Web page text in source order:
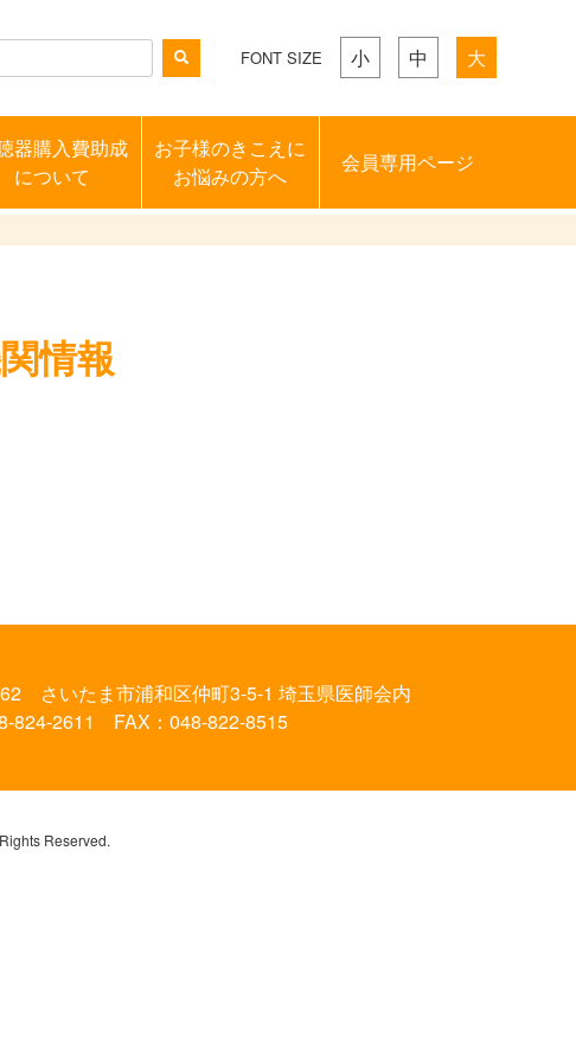
FONT SIZE 小 中 大
器購入費助成
について
お子様のきこえに
お悩みの方へ
会員専用ページ
情報
さいたま市浦和区仲町3-5-1 埼玉県医師会内
824-2611 FAX：048-822-8515
Reserved.